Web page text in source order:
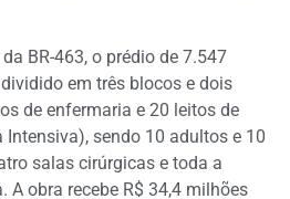
BR-463, o prédio de 7.547
em três blocos e dois
de enfermaria e 20 leitos de
Intensiva), sendo 10 adultos e 10
salas cirúrgicas e toda a
obra recebe R$ 34,4 milhões